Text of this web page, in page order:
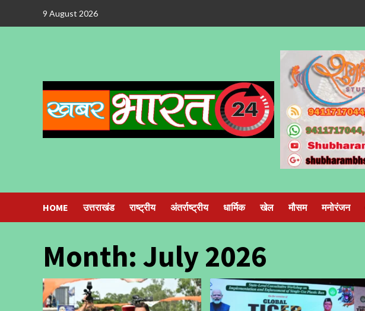
9 August 2026
HOME उत्तराखंड राष्ट्रीय अंतर्राष्ट्रीय धार्मिक खेल मौसम मनोरंजन
Month: July 2026